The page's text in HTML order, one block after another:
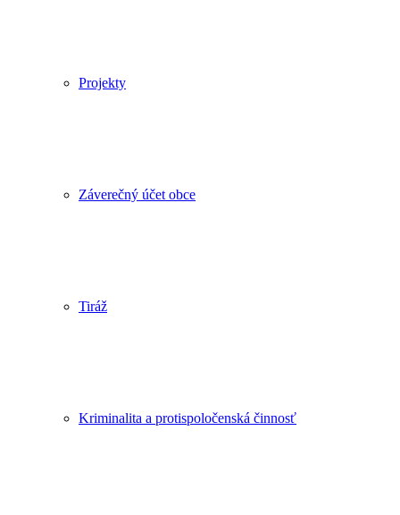
Projekty
Záverečný účet obce
Tiráž
Kriminalita a protispoločenská činnosť